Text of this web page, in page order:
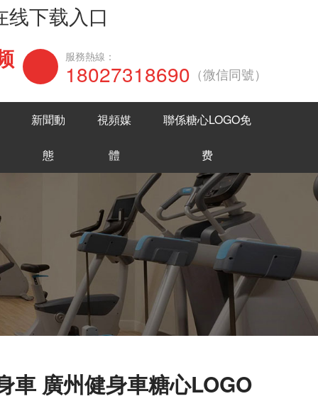
下载入口
谘詢 服務熱線：
18027318690 （微信同號）
新聞動
態
視頻媒
體
聯係糖心LOGO免
费
車 廣州健身車糖心LOGO